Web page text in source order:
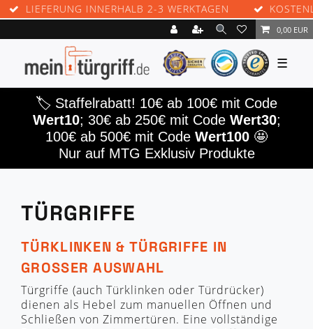
INNERHALB 2-3 WERKTAGEN KOSTENLOSE
0,00 EUR
☰
🏷️ Staffelrabatt! 10€ ab 100€ mit Code
Wert10; 30€ ab 250€ mit Code Wert30;
100€ ab 500€ mit Code Wert100 🤩
Nur auf MTG Exklusiv Produkte
TÜRGRIFFE
TÜRKLINKEN & TÜRGRIFFE IN
GROSSER AUSWAHL
Türgriffe (auch Türklinken oder Türdrücker)
dienen als Hebel zum manuellen Öffnen und
Schließen von Zimmertüren. Eine vollständige